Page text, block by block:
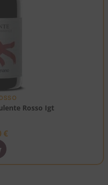
Rosso Igt
€